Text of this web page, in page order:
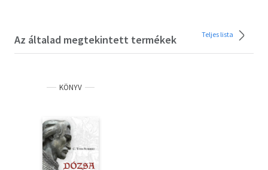
Az általad megtekintett termékek Teljes lista
KÖNYV